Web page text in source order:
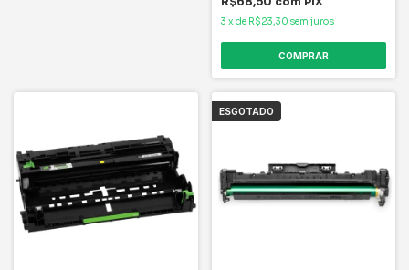
3 x de R$23,30 sem juros
ESGOTADO